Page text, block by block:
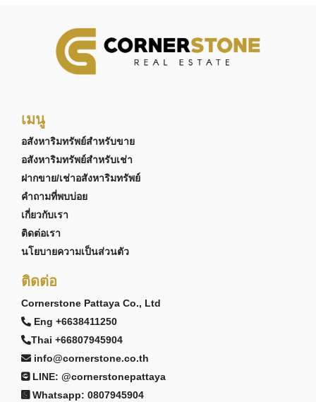
เมนู
อสังหาริมทรัพย์สำหรับขาย
อสังหาริมทรัพย์สำหรับเช่า
ฝากขาย/เช่าอสังหาริมทรัพย์
คำถามที่พบบ่อย
เกี่ยวกับเรา
ติดต่อเรา
นโยบายความเป็นส่วนตัว
ติดต่อ
Cornerstone Pattaya Co., Ltd
Eng +6638411250
Thai +66807945904
info@cornerstone.co.th
LINE: @cornerstonepattaya
Whatsapp: 0807945904